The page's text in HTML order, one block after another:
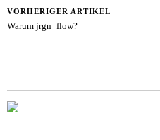
VORHERIGER ARTIKEL
Warum jrgn_flow?